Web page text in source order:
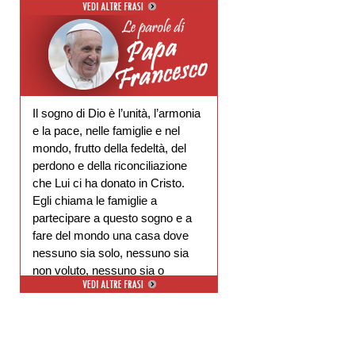
Il sogno di Dio è l’unità, l’armonia
e la pace, nelle famiglie e nel
mondo, frutto della fedeltà, del
perdono e della riconciliazione
che Lui ci ha donato in Cristo.
Egli chiama le famiglie a
partecipare a questo sogno e a
fare del mondo una casa dove
nessuno sia solo, nessuno sia
non voluto, nessuno sia o